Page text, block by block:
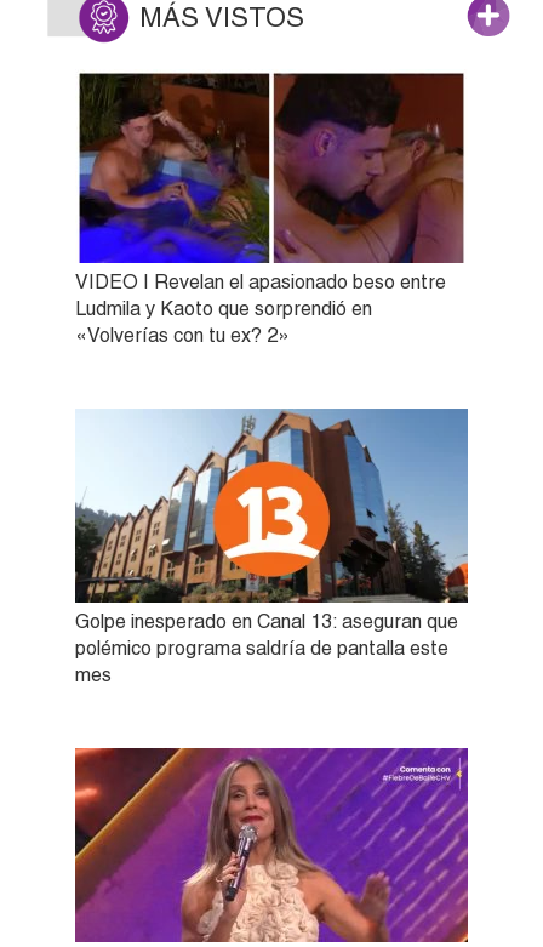
MÁS VISTOS
VIDEO | Revelan el apasionado beso entre
Ludmila y Kaoto que sorprendió en
«Volverías con tu ex? 2»
Golpe inesperado en Canal 13: aseguran que
polémico programa saldría de pantalla este
mes